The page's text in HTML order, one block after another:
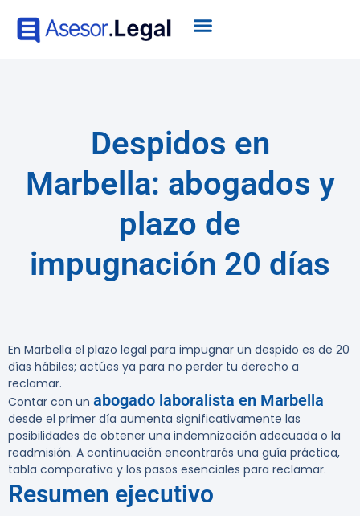
Despidos en
Marbella: abogados y
plazo de
impugnación 20 días
En Marbella el plazo legal para impugnar un despido es de 20
días hábiles; actúes ya para no perder tu derecho a
reclamar.
Contar con un abogado laboralista en Marbella
desde el primer día aumenta significativamente las
posibilidades de obtener una indemnización adecuada o la
readmisión. A continuación encontrarás una guía práctica,
tabla comparativa y los pasos esenciales para reclamar.
Resumen ejecutivo